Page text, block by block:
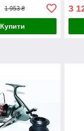
1 953 ₴
Купити
3